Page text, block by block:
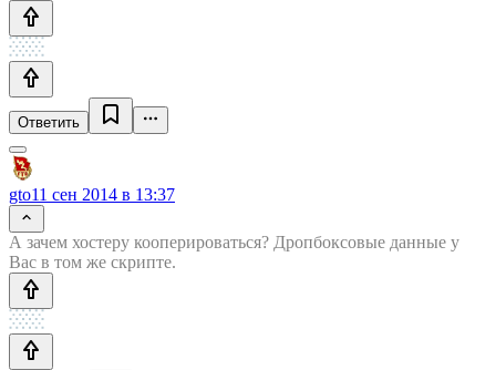
Ответить
gto11 сен 2014 в 13:37
А зачем хостеру кооперироваться? Дропбоксовые данные у
Вас в том же скрипте.